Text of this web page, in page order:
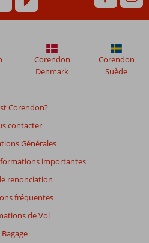
Corendon?
contacter
Générales
importantes
renonciation
fréquentes
de Vol
Bagage
Corendon
Denmark
Corendon
Suède